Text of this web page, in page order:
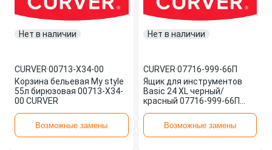
Нет в наличии
CURVER·00713-X34-00
Корзина бельевая My style
55л бирюзовая 00713-X34-
00 CURVER
Возможные замены
Нет в наличии
CURVER·07716-999-66П
Ящик для инструментов
Basic 24 XL черный/
красный 07716-999-66П
Возможные замены